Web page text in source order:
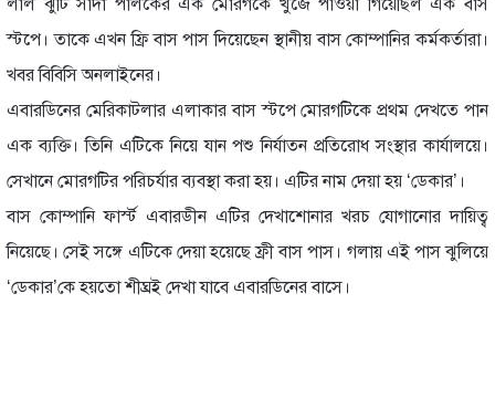
স্টপে। তাকে এখন ফ্রি বাস পাস দিয়েছেন স্থানীয় বাস কোম্পানির কর্মকর্তারা।
খবর বিবিসি অনলাইনের।
এবারডিনের মেরিকাটলার এলাকার বাস স্টপে মোরগটিকে প্রথম দেখতে পান
এক ব্যক্তি। তিনি এটিকে নিয়ে যান পশু নির্যাতন প্রতিরোধ সংস্থার কার্যালয়ে।
সেখানে মোরগটির পরিচর্যার ব্যবস্থা করা হয়। এটির নাম দেয়া হয় ‘ডেকার’।
বাস কোম্পানি ফার্স্ট এবারডীন এটির দেখাশোনার খরচ যোগানোর দায়িত্ব
নিয়েছে। সেই সঙ্গে এটিকে দেয়া হয়েছে ফ্রী বাস পাস। গলায় এই পাস ঝুলিয়ে
‘ডেকার’কে হয়তো শীঘ্রই দেখা যাবে এবারডিনের বাসে।